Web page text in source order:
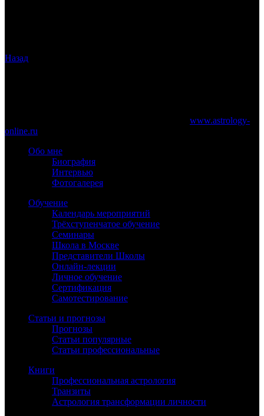
Назад
www.astrology-
online.ru
Обо мне
Биография
Интервью
Фотогалерея
Обучение
Календарь мероприятий
Трёхступенчатое обучение
Семинары
Школа в Москве
Представители Школы
Онлайн-лекции
Личное обучение
Сертификация
Самотестирование
Статьи и прогнозы
Прогнозы
Статьи популярные
Статьи профессиональные
Книги
Профессиональная астрология
Транзиты
Астрология трансформации личности